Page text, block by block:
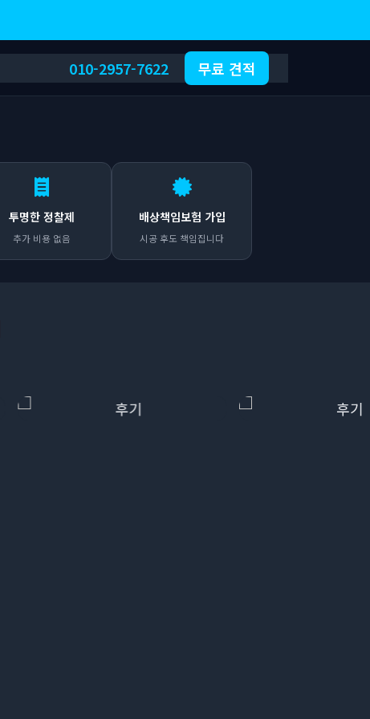
010-2957-7622 무료 견적
투명한 정찰제
추가 비용 없음
배상책임보험 가입
시공 후도 책임집니다